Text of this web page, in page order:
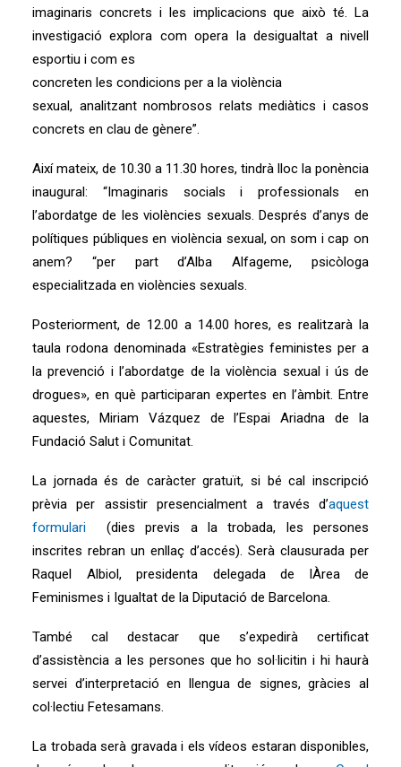
imaginaris concrets i les implicacions que això té. La
investigació explora com opera la desigualtat a nivell
esportiu i com es
concreten les condicions per a la violència
sexual, analitzant nombrosos relats mediàtics i casos
concrets en clau de gènere”.
Així mateix, de 10.30 a 11.30 hores, tindrà lloc la ponència
inaugural: “Imaginaris socials i professionals en
l’abordatge de les violències sexuals. Després d’anys de
polítiques públiques en violència sexual, on som i cap on
anem? “per part d’Alba Alfageme, psicòloga
especialitzada en violències sexuals.
Posteriorment, de 12.00 a 14.00 hores, es realitzarà la
taula rodona denominada «Estratègies feministes per a
la prevenció i l’abordatge de la violència sexual i ús de
drogues», en què participaran expertes en l’àmbit. Entre
aquestes, Miriam Vázquez de l’Espai Ariadna de la
Fundació Salut i Comunitat.
La jornada és de caràcter gratuït, si bé cal inscripció
prèvia per assistir presencialment a través d’aquest
formulari
(dies previs a la trobada, les persones
inscrites rebran un enllaç d’accés). Serà clausurada per
Raquel Albiol, presidenta delegada de lÀrea de
Feminismes i Igualtat de la Diputació de Barcelona.
També cal destacar que s’expedirà certificat
d’assistència a les persones que ho sol·licitin i hi haurà
servei d’interpretació en llengua de signes, gràcies al
col·lectiu Fetesamans.
La trobada serà gravada i els vídeos estaran disponibles,